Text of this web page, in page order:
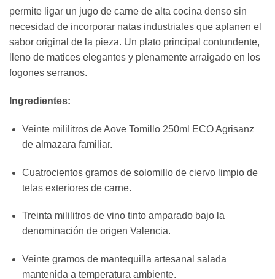
permite ligar un jugo de carne de alta cocina denso sin
necesidad de incorporar natas industriales que aplanen el
sabor original de la pieza. Un plato principal contundente,
lleno de matices elegantes y plenamente arraigado en los
fogones serranos.
Ingredientes:
Veinte mililitros de Aove Tomillo 250ml ECO Agrisanz
de almazara familiar.
Cuatrocientos gramos de solomillo de ciervo limpio de
telas exteriores de carne.
Treinta mililitros de vino tinto amparado bajo la
denominación de origen Valencia.
Veinte gramos de mantequilla artesanal salada
mantenida a temperatura ambiente.